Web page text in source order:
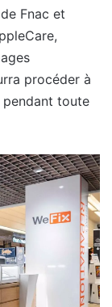
Fnac et
procéder à
pendant toute